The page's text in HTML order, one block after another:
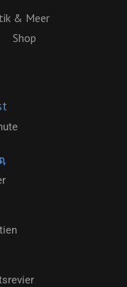
& Meer
Shop